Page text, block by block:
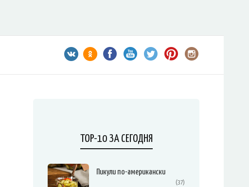
TOP-10 ЗА СЕГОДНЯ
Пикули по-американски
(37)